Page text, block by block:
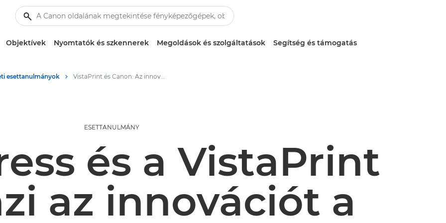
Objektívek Nyomtatók és szkennerek Megoldások és szolgáltatások Segítség és támogatás
esettanulmányok VistaPrint és Canon: Az innováció ösztönzése egyedi, beépített utófeldolgozási megoldásokkal
ESETTANULMÁNY
és a VistaPrint
az innovációt a